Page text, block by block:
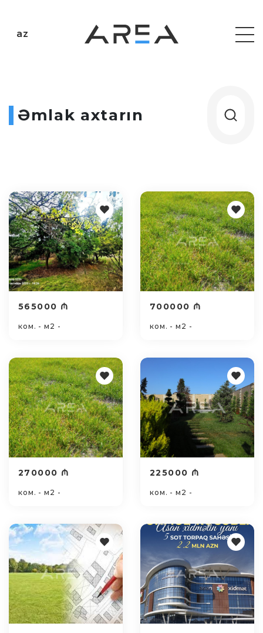
az
Əmlak axtarın
565000 ₼
ком. - м2 -
700000 ₼
ком. - м2 -
270000 ₼
ком. - м2 -
225000 ₼
ком. - м2 -